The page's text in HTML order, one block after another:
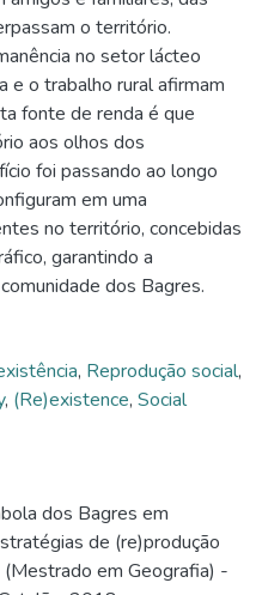
o território.
no setor lácteo
e o trabalho rural afirmam
fonte de renda é que
aos olhos dos
foi passando ao longo
em uma
no território, concebidas
garantindo a
dos Bagres.
, Reprodução social,
, (Re)existence, Social
dos Bagres em
de (re)produção
em Geografia) -